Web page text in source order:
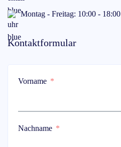
Montag - Freitag: 10:00 - 18:00
Kontaktformular
Vorname
Nachname